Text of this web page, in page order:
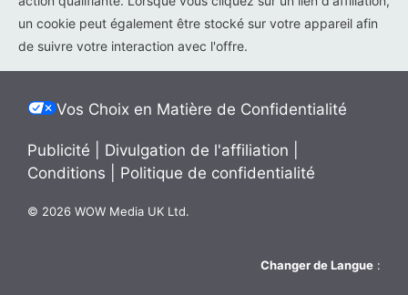
un cookie peut également être stocké sur votre appareil afin
de suivre votre interaction avec l'offre.
Vos Choix en Matière de Confidentialité
Publicité Divulgation de l'affiliation
Conditions
Politique de confidentialité
© 2026 WOW Media UK Ltd.
Changer de Langue :